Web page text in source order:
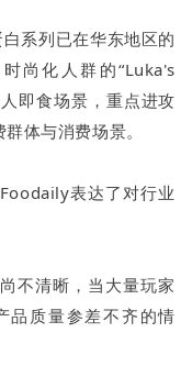
系列已在华东地区的
尚化人群的“Luka's
即食场景，重点进攻
体与消费场景。
表达了对行业
不清晰，当大量玩家
品质量参差不齐的情